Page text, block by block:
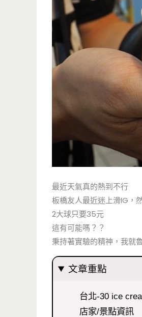
最近天氣真的熱到不行
板橋友人最近迷上滑IG，
2大球只要35元
這有可能嗎？？
秉持著實驗的精神，我就
文章重點
台北-30 ice
店家/景點資訊